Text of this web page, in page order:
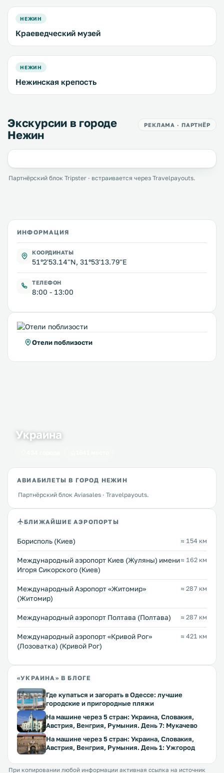
НЕЖИН
Краеведческий музей
НЕЖИН
Нежинская крепость
Экскурсии в городе
Нежин
РЕКЛАМА · ПАРТНЁР
Партнёрский блок Tripster · встраивается через Travelpayouts.
ИНФОРМАЦИЯ
КООРДИНАТЫ
51°2'53.14''N, 31°53'13.79''E
ТЕЛЕФОН
8:00 - 13:00
Отели поблизости
Украина
АВИАБИЛЕТЫ В ГОРОД НЕЖИН
Партнёрский блок Aviasales · Travelpayouts.
БЛИЖАЙШИЕ АЭРОПОРТЫ
Борисполь (Киев) ≈ 154 км
Международный аэропорт Киев (Жуляны) имени
Игоря Сикорского (Киев)
≈ 162 км
Международный Аэропорт «Житомир»
(Житомир)
≈ 287 км
Международный аэропорт Полтава (Полтава) ≈ 287 км
Международный аэропорт «Кривой Рог»
(Лозоватка) (Кривой Рог)
≈ 421 км
«УКРАИНА» В БЛОГЕ
Где купаться и загорать в Одессе: лучшие
городские и пригородные пляжи
На машине через 5 стран: Украина, Словакия,
Австрия, Венгрия, Румыния. День 7: Мукачево
На машине через 5 стран: Украина, Словакия,
Австрия, Венгрия, Румыния. День 1: Ужгород
При копировании любой информации активная ссылка на источник